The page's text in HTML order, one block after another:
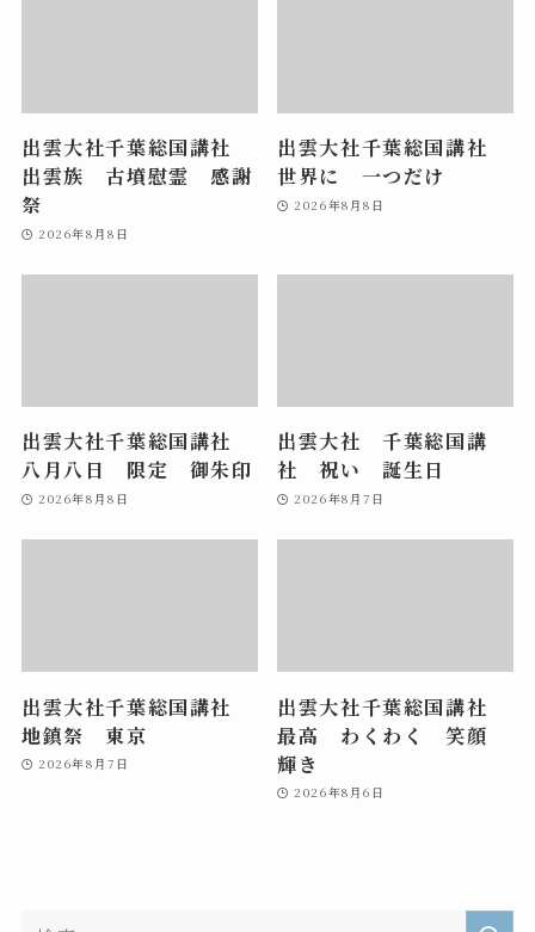
出雲大社千葉総国講社
出雲族 古墳慰霊 感謝
祭
2026年8月8日
出雲大社千葉総国講社
世界に 一つだけ
2026年8月8日
出雲大社千葉総国講社
八月八日 限定 御朱印
2026年8月8日
出雲大社 千葉総国講
社 祝い 誕生日
2026年8月7日
出雲大社千葉総国講社
地鎮祭 東京
2026年8月7日
出雲大社千葉総国講社
最高 わくわく 笑顔
輝き
2026年8月6日